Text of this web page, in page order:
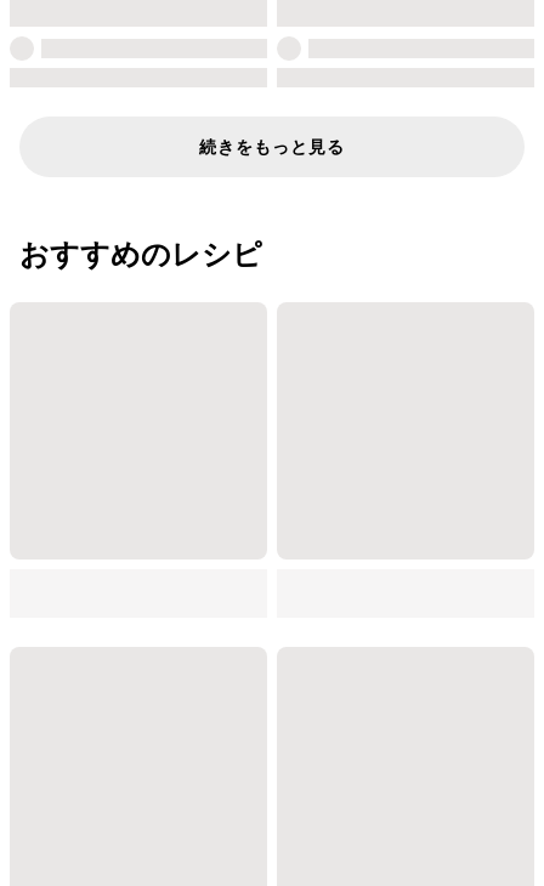
続きをもっと見る
おすすめのレシピ